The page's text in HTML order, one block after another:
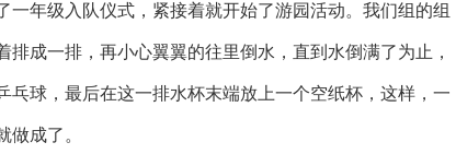
一年级入队仪式，紧接着就开始了游园活动。我们组的组
排成一排，再小心翼翼的往里倒水，直到水倒满了为止，
乓球，最后在这一排水杯末端放上一个空纸杯，这样，一
做成了。